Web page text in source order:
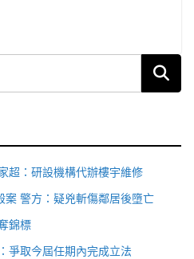
超：研設機構代辦樓宇維修
警方：疑兇斬傷鄰居後墮亡
錦標
爭取今屆任期內完成立法